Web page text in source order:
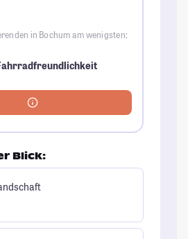
in Bochum am wenigsten:
Blick: